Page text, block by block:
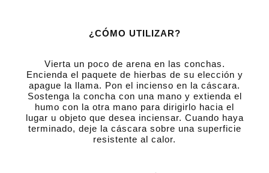
¿CÓMO UTILIZAR?
Vierta un poco de arena en las conchas.
Encienda el paquete de hierbas de su elección y
apague la llama. Pon el incienso en la cáscara.
Sostenga la concha con una mano y extienda el
humo con la otra mano para dirigirlo hacia el
lugar u objeto que desea inciensar. Cuando haya
terminado, deje la cáscara sobre una superficie
resistente al calor.